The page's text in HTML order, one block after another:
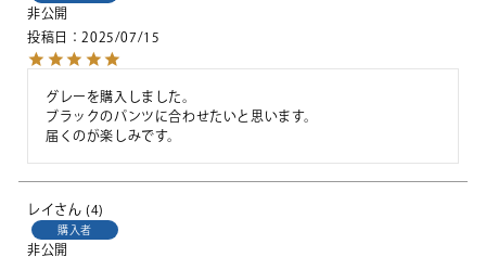
非公開
投稿日
2025/07/15
グレーを購入しました。
ブラックのパンツに合わせたいと思います。
届くのが楽しみです。
レイ 4
購入者
非公開